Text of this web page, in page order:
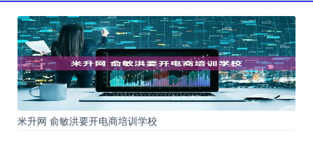
米升网 俞敏洪要开电商培训学校